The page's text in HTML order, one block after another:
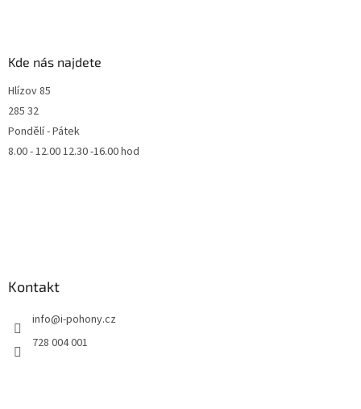
Kde nás najdete
Hlízov 85
285 32
Pondělí - Pátek
8.00 - 12.00 12.30 -16.00 hod
Kontakt
info@i-pohony.cz
728 004 001